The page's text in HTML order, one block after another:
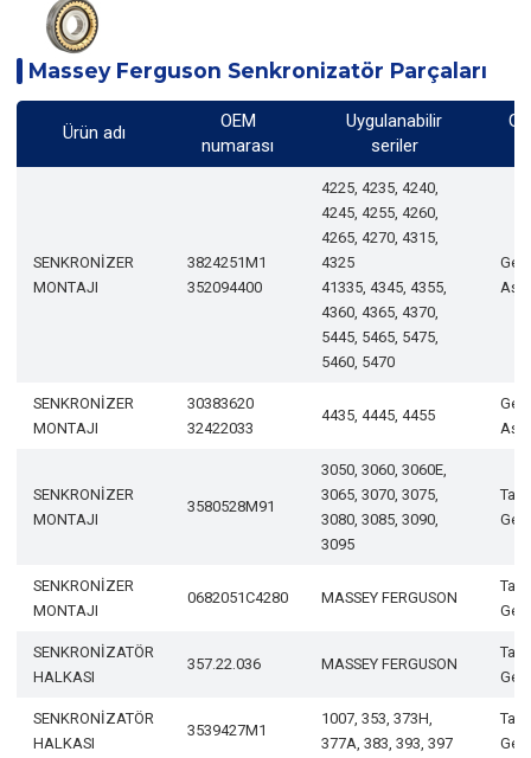
Massey Ferguson Senkronizatör Parçaları
Ürün adı
OEM
numarası
Uygulanabilir
seriler
SENKRONİZER
MONTAJI
3824251M1
352094400
4225, 4235, 4240,
4245, 4255, 4260,
4265, 4270, 4315,
4325
41335, 4345, 4355,
4360, 4365, 4370,
5445, 5465, 5475,
5460, 5470
SENKRONİZER
MONTAJI
30383620
32422033
4435, 4445, 4455
SENKRONİZER
MONTAJI
3580528M91
3050, 3060, 3060E,
3065, 3070, 3075,
3080, 3085, 3090,
3095
SENKRONİZER
MONTAJI
0682051C4280 MASSEY FERGUSON
SENKRONİZATÖR
HALKASI
357.22.036 MASSEY FERGUSON
SENKRONİZATÖR
HALKASI
3539427M1
1007, 353, 373H,
377A, 383, 393, 397